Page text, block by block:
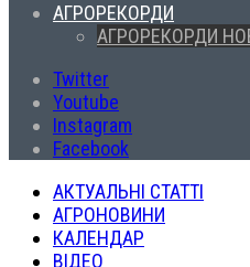
АГРОРЕКОРДИ
АГРОРЕКОРДИ
Twitter
Youtube
Instagram
Facebook
АКТУАЛЬНІ СТАТТІ
АГРОНОВИНИ
КАЛЕНДАР
ВІДЕО